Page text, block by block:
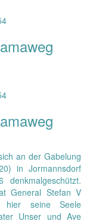
an der Gabelung
in Jormannsdorf
General Stefan V
seine Seele
Unser und Ave